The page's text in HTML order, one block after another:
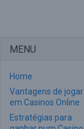
MENU
Home
Vantagens de jogar
em Casinos Online
Estratégias para